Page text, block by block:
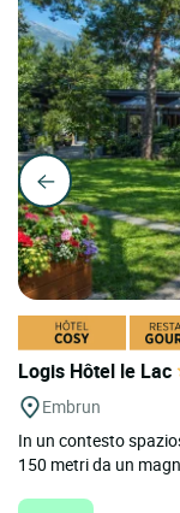
Logis Hôtel le Lac
Embrun
In un contesto
150 metri da un